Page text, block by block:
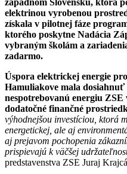
západnom Slovensku, ktorá
elektrinou vyrobenou
získala v pilotnej fáze
ktorého poskytne Nadácia
vybraným školám a
zadarmo.
Úspora elektrickej energie
Hamuliakove mala
nespotrebovanú energiu
dodatočné finančné
výhodnejšou investíciou, ktorá
energetickej, ale aj
aj prejavom pochopenia
prispievajú k väčšej
predstavenstva ZSE Juraj